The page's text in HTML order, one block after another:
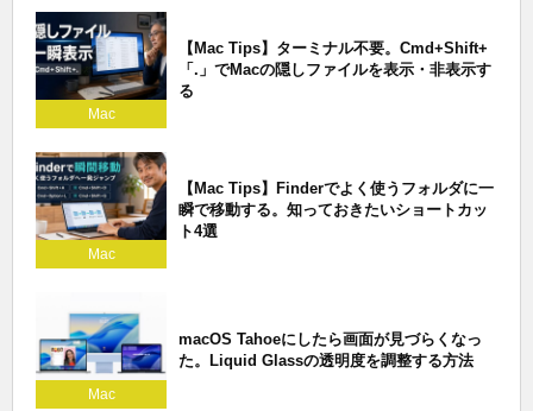
Mac
【Mac Tips】ターミナル不要。Cmd+Shift+
「.」でMacの隠しファイルを表示・非表示す
る
Mac
【Mac Tips】Finderでよく使うフォルダに一
瞬で移動する。知っておきたいショートカッ
ト4選
Mac
macOS Tahoeにしたら画面が見づらくなっ
た。Liquid Glassの透明度を調整する方法